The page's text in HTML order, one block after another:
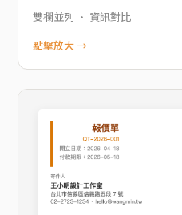
雙欄並列 · 資訊對比
點擊放大 →